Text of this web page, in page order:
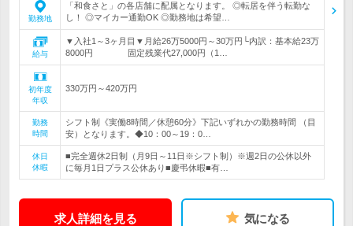
勤務地
「和食さと」の各店舗に配属となります。 ◎転居を伴う転勤な
し！ ◎マイカー通勤OK ◎勤務地は希望…
給与
▼入社1～3ヶ月目▼月給26万5000円～30万円└内訳：基本給23万
8000円 固定残業代27,000円（1…
初年度
年収
330万円～420万円
勤務
時間
シフト制《実働8時間／休憩60分》下記いずれかの勤務時間 （目
安）となります。◆10：00～19：0…
休日
休暇
■完全週休2日制（月9日～11日※シフト制）※週2日の公休以外
に毎月1日プラス公休あり■慶弔休暇■有…
求人詳細を見る 気になる